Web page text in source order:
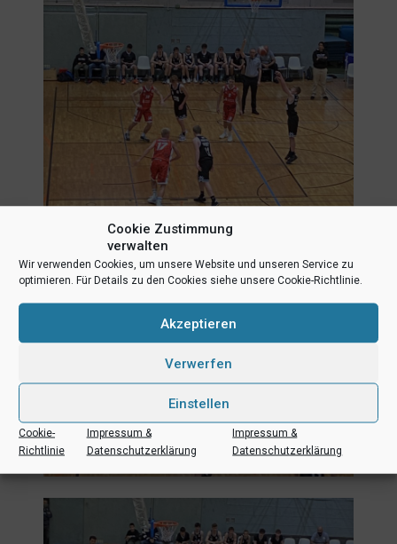
Cookie Zustimmung
verwalten
Wir verwenden Cookies, um unsere Website und unseren Service zu
optimieren. Für Details zu den Cookies siehe unsere Cookie-Richtlinie.
Akzeptieren
Verwerfen
Einstellen
Cookie-
Richtlinie
Impressum &
Datenschutzerklärung
Impressum &
Datenschutzerklärung